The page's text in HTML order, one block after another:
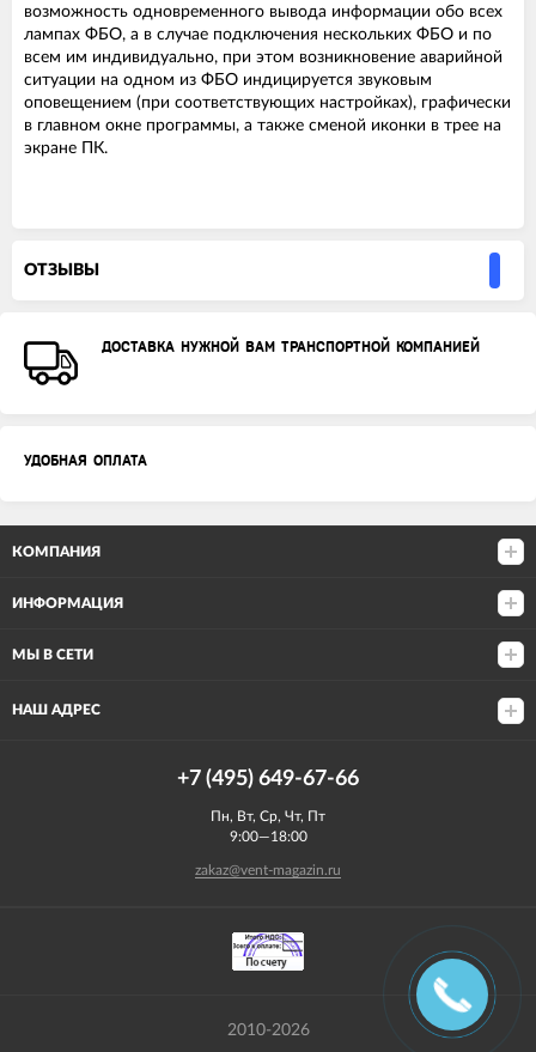
возможность одновременного вывода информации обо всех
лампах ФБО, а в случае подключения нескольких ФБО и по
всем им индивидуально, при этом возникновение аварийной
ситуации на одном из ФБО индицируется звуковым
оповещением (при соответствующих настройках), графически
в главном окне программы, а также сменой иконки в трее на
экране ПК.
ОТЗЫВЫ
ДОСТАВКА НУЖНОЙ ВАМ ТРАНСПОРТНОЙ КОМПАНИЕЙ
УДОБНАЯ ОПЛАТА
КОМПАНИЯ
ИНФОРМАЦИЯ
МЫ В СЕТИ
НАШ АДРЕС
+7 (495) 649-67-66
Пн, Вт, Ср, Чт, Пт
9:00—18:00
zakaz@vent-magazin.ru
2010-2026